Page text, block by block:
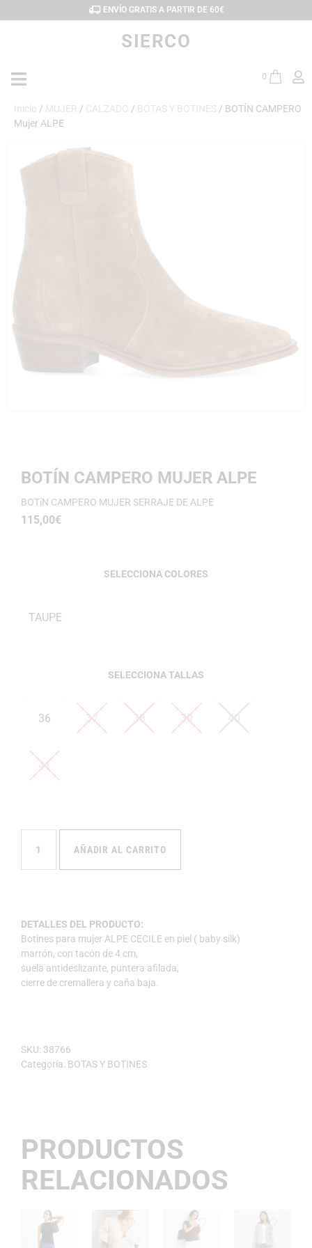
ENVÍO GRATIS A PARTIR DE 60€
SIERCO
0
Inicio / MUJER / CALZADO / BOTAS Y BOTINES / BOTÍN CAMPERO
Mujer ALPE
BOTÍN CAMPERO MUJER ALPE
BOTíN CAMPERO MUJER SERRAJE DE ALPE
115,00€
COLORES
TAUPE
TALLAS
36 37 38 39 40
41
AÑADIR AL CARRITO
DETALLES DEL PRODUCTO:
Botines para mujer ALPE CECILE en piel ( baby silk)
marrón, con tacón de 4 cm,
suela antideslizante, puntera afilada,
cierre de cremallera y caña baja.
SKU: 38766
Categoría: BOTAS Y BOTINES
PRODUCTOS
RELACIONADOS